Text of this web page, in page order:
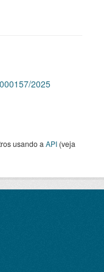
2025
usando a API (veja